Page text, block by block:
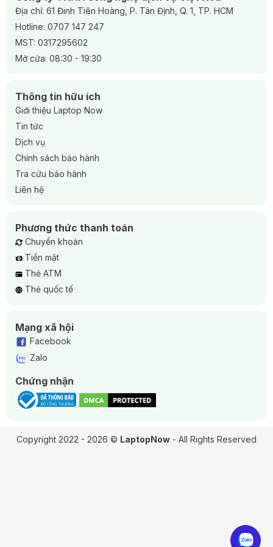
Center để hỗ trợ người dùng trong quá trình sử dụng.
Tóm lại, Acer là một trong những lựa chọn phổ biến cho
người dùng laptop với sự đa dạng về mẫu mã, hiệu suất và
giá cả phù hợp. Dòng sản phẩm của Acer không chỉ đáp
Địa chỉ: 61 Đinh Tiên Hoàng, P. Tân Định, Q. 1, TP. HCM
Hotline: 0707 147 247
MST: 0317295602
Mở cửa: 08:30 - 19:30
Thông tin hữu ích
Giới thiệu Laptop Now
Tin tức
Dịch vụ
Chính sách bảo hành
Tra cứu bảo hành
Liên hệ
Phương thức thanh toán
Chuyển khoản
Tiền mặt
Thẻ ATM
Thẻ quốc tế
Mạng xã hội
Facebook
Zalo
Chứng nhận
Copyright 2022 - 2026 © LaptopNow - All Rights Reserved